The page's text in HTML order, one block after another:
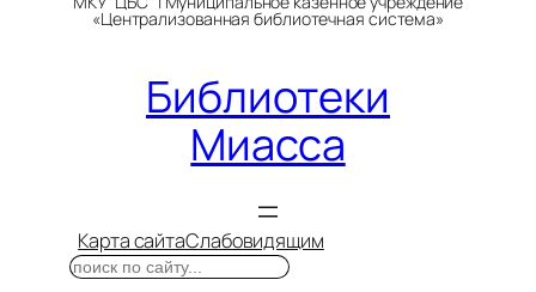
«Централизованная библиотечная система»
Библиотеки
Миасса
Карта сайтаСлабовидящим
Поиск